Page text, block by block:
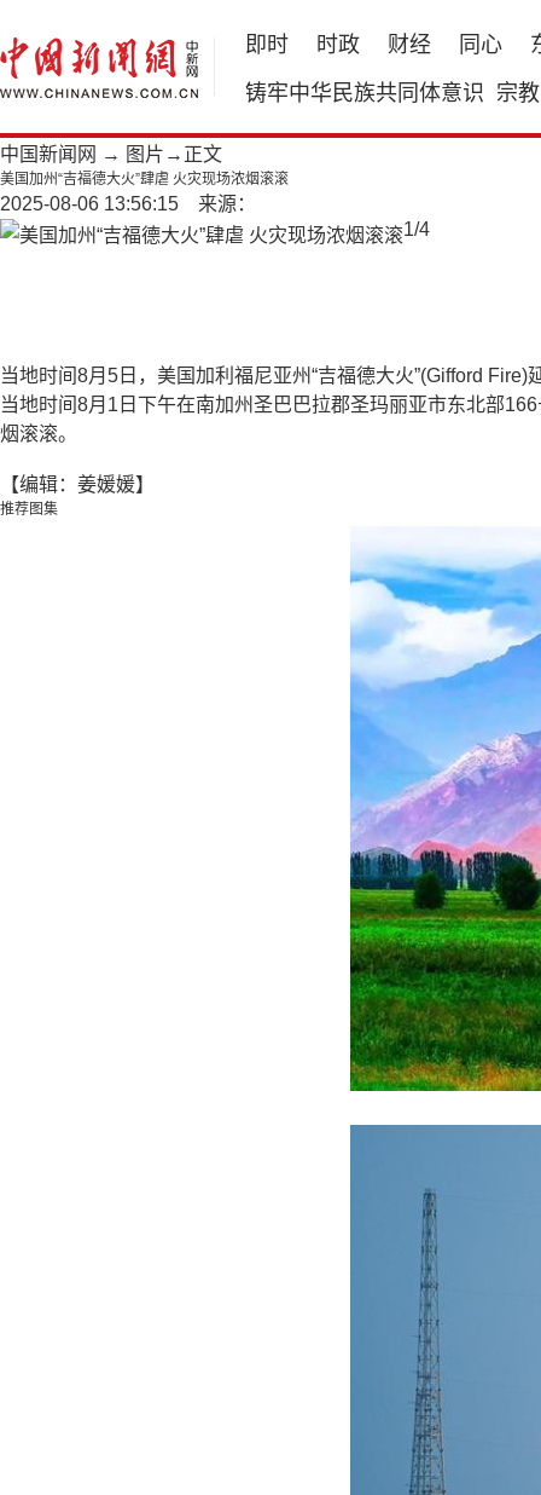
即时 时政 财经 同心
铸牢中华民族共同体意识 宗教
中国新闻网 → 图片 →正文
美国加州“吉福德大火”肆虐 火灾现场浓烟滚滚
2025-08-06 13:56:15 来源：
1/4
当地时间8月5日，美国加利福尼亚州“吉福德大火”(Gifford
当地时间8月1日下午在南加州圣巴巴拉郡圣玛丽亚市东北部
烟滚滚。
【编辑：姜媛媛】
推荐图集